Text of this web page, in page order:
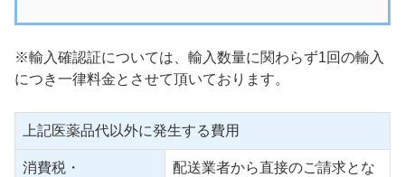
※輸入確認証については、輸入数量に関わらず1回の輸入
につき一律料金とさせて頂いております。
上記医薬品代以外に発生する費用
消費税・
配送業者から直接のご請求とな